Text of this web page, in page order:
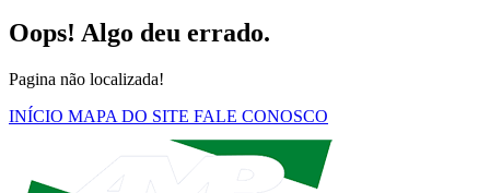
Oops! Algo deu errado.
Pagina não localizada!
INÍCIO MAPA DO SITE FALE CONOSCO